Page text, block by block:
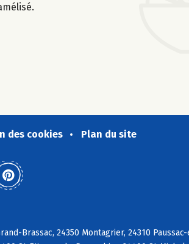
des cookies Plan du site
Brassac, 24350 Montagrier, 24310